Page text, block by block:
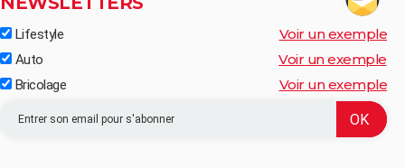
Lifestyle Voir un exemple
Auto Voir un exemple
Bricolage Voir un exemple